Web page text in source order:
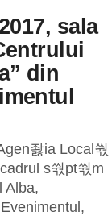
sala
din
좛ia Local쒃
s쒃pt쒃m
Alba,